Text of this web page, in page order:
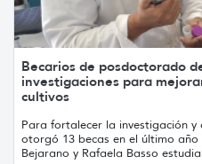
Becarios de posdoctorado
investigaciones para
cultivos
Para fortalecer la investigación y
otorgó 13 becas en el último
Bejarano y Rafaela Basso